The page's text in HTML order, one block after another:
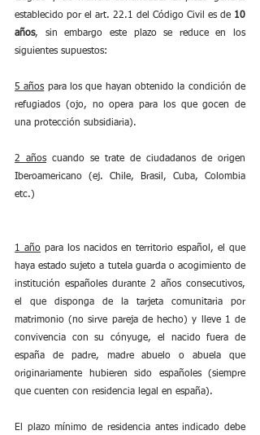
establecido por el art. 22.1 del Código Civil es de 10
años, sin embargo este plazo se reduce en los
siguientes supuestos:
5 años para los que hayan obtenido la condición de
refugiados (ojo, no opera para los que gocen de
una protección subsidiaria).
2 años cuando se trate de ciudadanos de origen
Iberoamericano (ej. Chile, Brasil, Cuba, Colombia
etc.)
1 año para los nacidos en territorio español, el que
haya estado sujeto a tutela guarda o acogimiento de
institución españoles durante 2 años consecutivos,
el que disponga de la tarjeta comunitaria por
matrimonio (no sirve pareja de hecho) y lleve 1 de
convivencia con su cónyuge, el nacido fuera de
españa de padre, madre abuelo o abuela que
originariamente hubieren sido españoles (siempre
que cuenten con residencia legal en españa).
El plazo mínimo de residencia antes indicado debe